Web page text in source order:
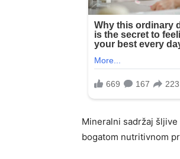
Mineralni sadržaj
bogatom nutritivnom